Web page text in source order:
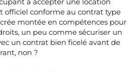
officiel conforme au contrat type
montée en compétences pour
un peu comme sécuriser un
un contrat bien ficelé avant de
non ?